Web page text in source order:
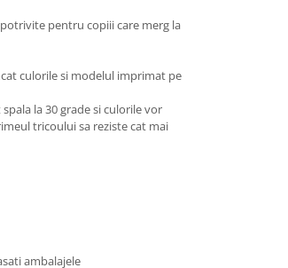
pentru copiii care merg la
culorile si modelul imprimat pe
la 30 grade si culorile vor
tricoului sa reziste cat mai
ambalajele